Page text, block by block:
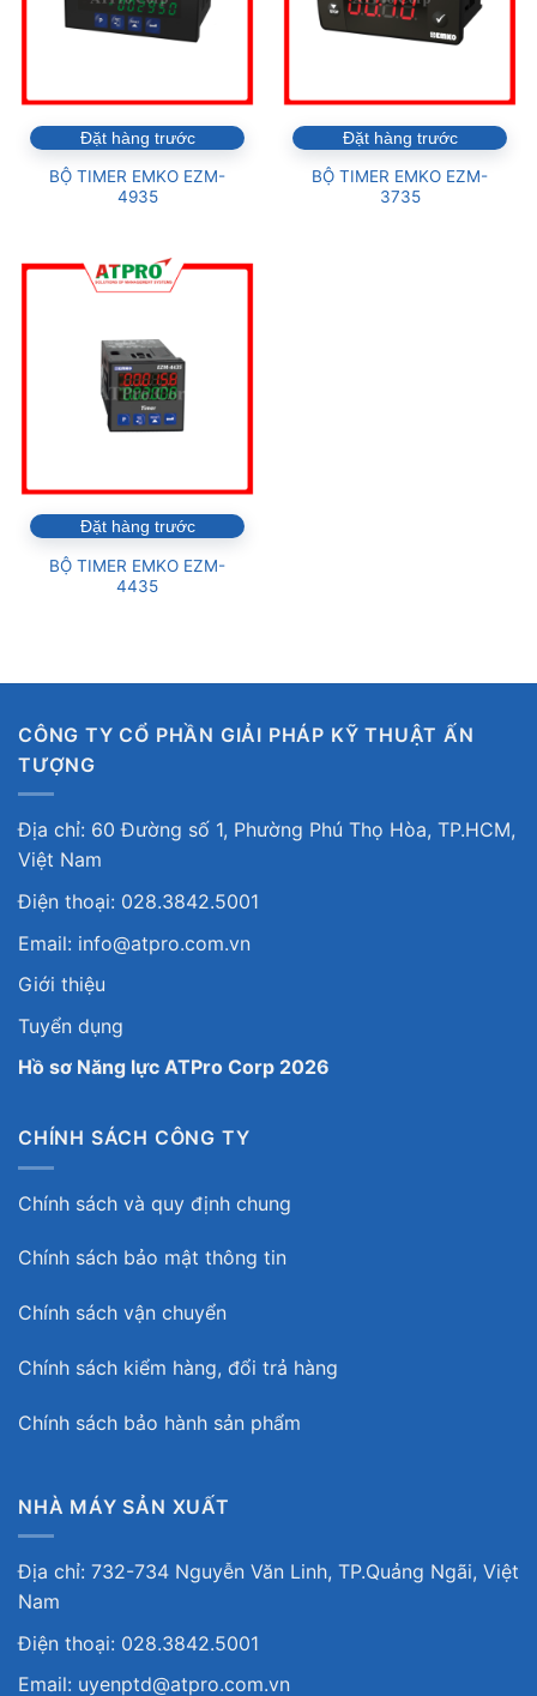
Đặt hàng trước
BỘ TIMER EMKO EZM-
4935
Đặt hàng trước
BỘ TIMER EMKO EZM-
3735
Đặt hàng trước
BỘ TIMER EMKO EZM-
4435
CÔNG TY CỔ PHẦN GIẢI PHÁP KỸ THUẬT ẤN
TƯỢNG
Địa chỉ: 60 Đường số 1, Phường Phú Thọ Hòa, TP.HCM,
Việt Nam
Điện thoại: 028.3842.5001
Email: info@atpro.com.vn
Giới thiệu
Tuyển dụng
Hồ sơ Năng lực ATPro Corp 2026
CHÍNH SÁCH CÔNG TY
Chính sách và quy định chung
Chính sách bảo mật thông tin
Chính sách vận chuyển
Chính sách kiểm hàng, đổi trả hàng
Chính sách bảo hành sản phẩm
NHÀ MÁY SẢN XUẤT
Địa chỉ: 732-734 Nguyễn Văn Linh, TP.Quảng Ngãi, Việt
Nam
Điện thoại: 028.3842.5001
Email: uyenptd@atpro.com.vn